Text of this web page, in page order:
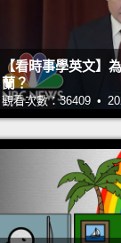
funny.
eyes.
I think
I like sushi,
。個性很讚。很
廳。你知道我很
I really love her.
【看時事學英文】
蘭？
觀看次數：36409 •